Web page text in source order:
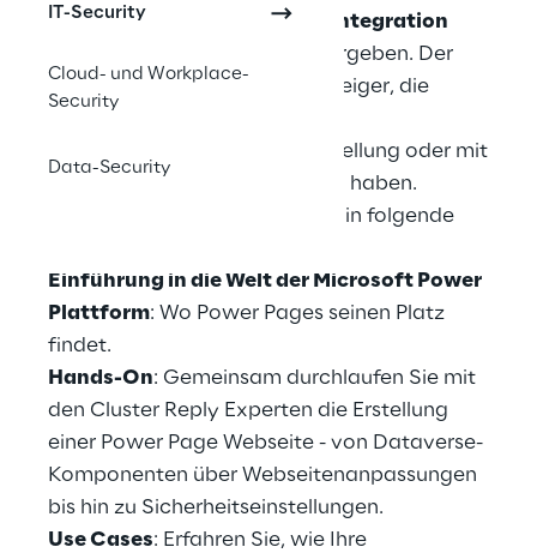
IT-Security
Cloud- und Workplace-
Security
Data-Security
Möglichkeiten sich durch die
Integration
ergeben. Der
Workshop richtet sich an Einsteiger, die
Webseitenerstellung, App-Erstellung oder mit
der Microsoft Power Plattform haben.
Der Workshop bietet Einblicke in folgende
Einführung in die Welt der Microsoft Power
Plattform: Wo Power Pages seinen Platz
findet.
Hands-On: Gemeinsam durchlaufen Sie mit
den Cluster Reply Experten die Erstellung
einer Power Page Webseite - von Dataverse-
Komponenten über Webseitenanpassungen
bis hin zu Sicherheitseinstellungen.
Use Cases: Erfahren Sie, wie Ihre